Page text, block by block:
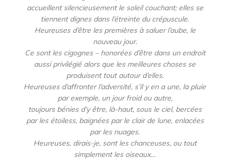
accueillent silencieusement le soleil couchant; elles se
tiennent dignes dans l’étreinte du crépuscule.
Heureuses d’être les premières à saluer l’aube, le
nouveau jour.
Ce sont les cigognes – honorées d’être dans un endroit
aussi privilégié alors que les meilleures choses se
produisent tout autour d’elles.
Heureuses d’affronter l’adversité, s’il y en a une, la pluie
par exemple, un jour froid ou autre,
toujours bénies d’y être, là-haut, sous le ciel, bercées
par les étoiless, baignées par le clair de lune, enlacées
par les nuages.
Heureuses, dirais-je, sont les chanceuses, ou tout
simplement les oiseaux…